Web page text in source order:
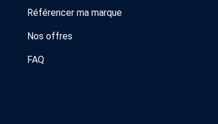
Référencer ma marque
Nos offres
FAQ